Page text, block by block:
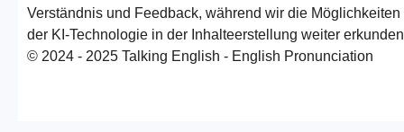
Verständnis und Feedback, während wir die Möglichkeiten
der KI-Technologie in der Inhalteerstellung weiter
© 2024 - 2025 Talking English - English Pronunciation